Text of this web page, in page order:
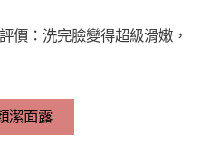
價：洗完臉變得超級滑嫩，
潔面露